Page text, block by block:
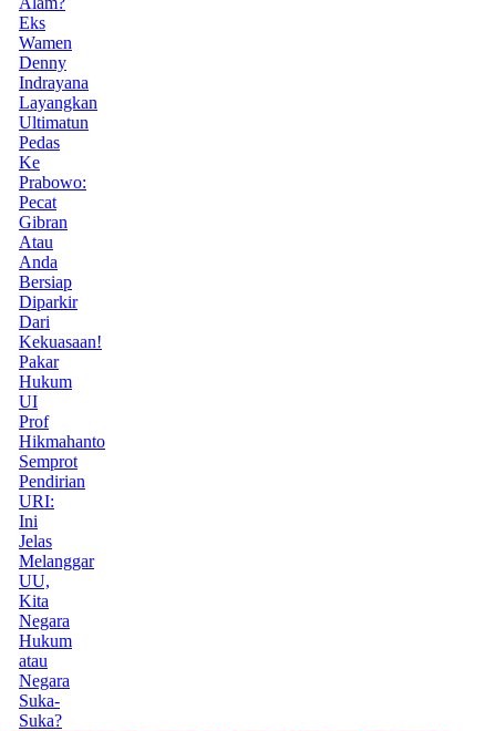
Eks
Wamen
Denny
Indrayana
Layangkan
Ultimatun
Pedas
Ke
Prabowo:
Pecat
Gibran
Atau
Anda
Bersiap
Diparkir
Dari
Kekuasaan!
Pakar
Hukum
UI
Prof
Hikmahanto
Semprot
Pendirian
URI:
Ini
Jelas
Melanggar
UU,
Kita
Negara
Hukum
atau
Negara
Suka-
Suka?